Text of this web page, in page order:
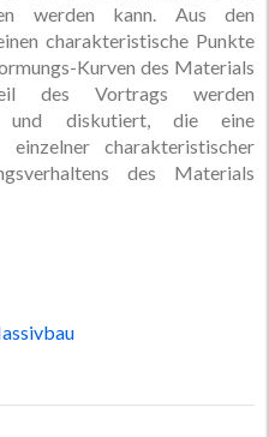
werden kann. Aus den
charakteristische Punkte
Kurven des Materials
des Vortrags werden
und diskutiert, die eine
einzelner charakteristischer
des Materials